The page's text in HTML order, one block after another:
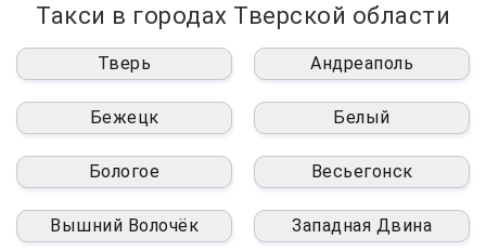
Такси в городах Тверской области
Тверь Андреаполь
Бежецк Белый
Бологое Весьегонск
Вышний Волочёк Западная Двина